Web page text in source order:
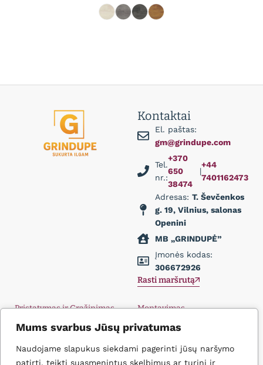
Mums svarbus Jūsų privatumas
Naudojame slapukus siekdami pagerinti jūsų naršymo
patirtį, teikti suasmenintus skelbimus ar turinį ir
Kontaktai
El. paštas:
gm@grindupe.com
Tel.
nr.:
+370
650
38474
|
+44
7401162473
Adresas: T. Ševčenkos
g. 19, Vilnius, salonas
Openini
MB „GRINDUPĖ”
Įmonės kodas:
306672926
Rasti maršrutą
Pristatymas ir Grąžinimas
Privatumo politika
Montavimas
Didmena
Kontaktai